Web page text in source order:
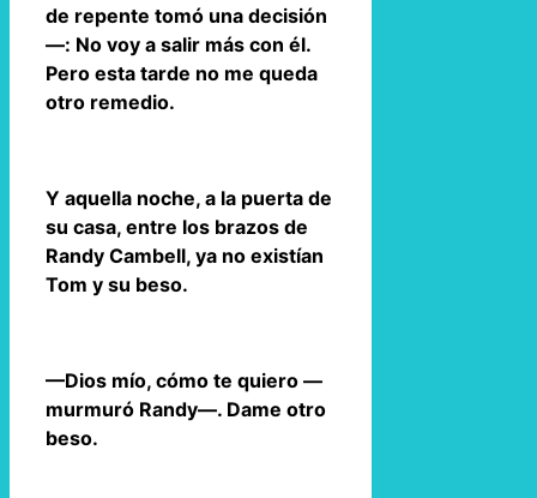
de repente tomó una decisión
—: No voy a salir más con él.
Pero esta tarde no me queda
otro remedio.
Y aquella noche, a la puerta de
su casa, entre los brazos de
Randy Cambell, ya no existían
Tom y su beso.
—Dios mío, cómo te quiero —
murmuró Randy—. Dame otro
beso.